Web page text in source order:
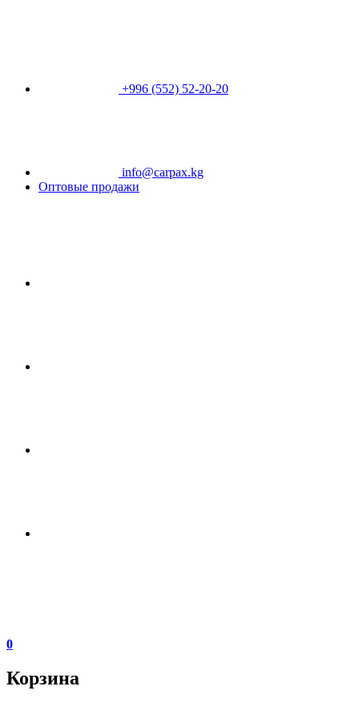
+996 (552) 52-20-20
info@carpax.kg
Оптовые продажи
0
Корзина